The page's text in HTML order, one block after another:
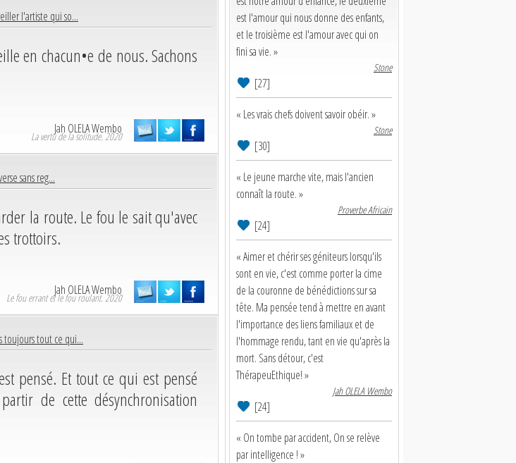
l'artiste qui so...
en chacun•e de nous. Sachons
Jah OLELA Wembo
La vertu de la solitude. 2020
sans reg...
la route. Le fou le sait qu'avec
trottoirs.
Jah OLELA Wembo
Le fou errant et le fou roulant. 2020
toujours tout ce qui...
pensé. Et tout ce qui est pensé
de cette désynchronisation
est l'amour qui nous donne des enfants,
et le troisième est l'amour avec qui on
fini sa vie. »
Stone
[27]
« Les vrais chefs doivent savoir obéir. »
Stone
[30]
« Le jeune marche vite, mais l'ancien
connaît la route. »
Proverbe Africain
[24]
« Aimer et chérir ses géniteurs lorsqu'ils
sont en vie, c'est comme porter la cime
de la couronne de bénédictions sur sa
tête. Ma pensée tend à mettre en avant
l'importance des liens familiaux et de
l'hommage rendu, tant en vie qu'après la
mort. Sans détour, c'est
ThérapeuEthique! »
Jah OLELA Wembo
[24]
« On tombe par accident, On se relève
par intelligence ! »